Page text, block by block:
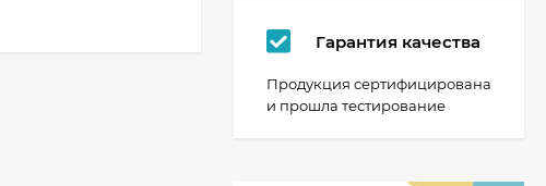
Гарантия качества
Продукция сертифицирована
и прошла тестирование